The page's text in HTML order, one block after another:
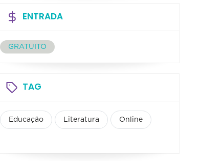
ENTRADA
GRATUITO
TAG
Educação Literatura Online